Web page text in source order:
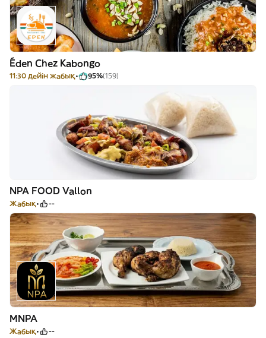
Éden Chez Kabongo
11:30 дейін жабық 95%(159)
NPA FOOD Vallon
Жабық --
MNPA
Жабық --